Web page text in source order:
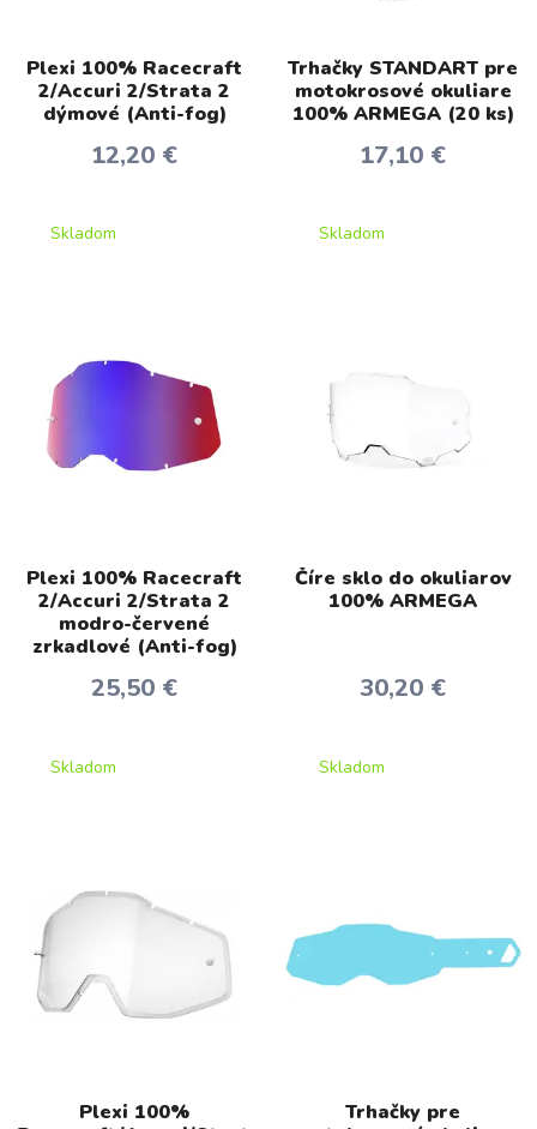
Plexi 100% Racecraft
2/Accuri 2/Strata 2
dýmové (Anti-fog)
12,20 €
Skladom
Trhačky STANDART pre
motokrosové okuliare
100% ARMEGA (20 ks)
17,10 €
Skladom
Plexi 100% Racecraft
2/Accuri 2/Strata 2
modro-červené
zrkadlové (Anti-fog)
25,50 €
Skladom
Číre sklo do okuliarov
100% ARMEGA
30,20 €
Skladom
Plexi 100%
Trhačky pre